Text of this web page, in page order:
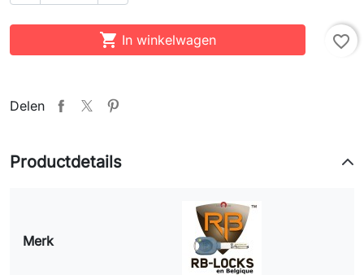
 In winkelwagen favorite_border
Delen
Productdetails
Merk